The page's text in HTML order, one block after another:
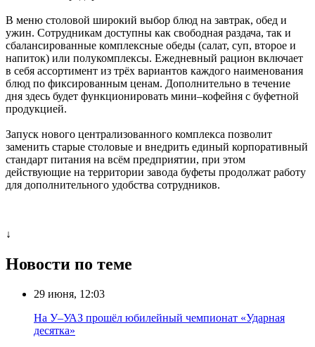
В меню столовой широкий выбор блюд на завтрак, обед и
ужин. Сотрудникам доступны как свободная раздача, так и
сбалансированные комплексные обеды (салат, суп, второе и
напиток) или полукомплексы. Ежедневный рацион включает
в себя ассортимент из трёх вариантов каждого наименования
блюд по фиксированным ценам. Дополнительно в течение
дня здесь будет функционировать мини–кофейня с буфетной
продукцией.
Запуск нового централизованного комплекса позволит
заменить старые столовые и внедрить единый корпоративный
стандарт питания на всём предприятии, при этом
действующие на территории завода буфеты продолжат работу
для дополнительного удобства сотрудников.
↓
Новости по теме
29 июня, 12:03
На У–УАЗ прошёл юбилейный чемпионат «Ударная
десятка»